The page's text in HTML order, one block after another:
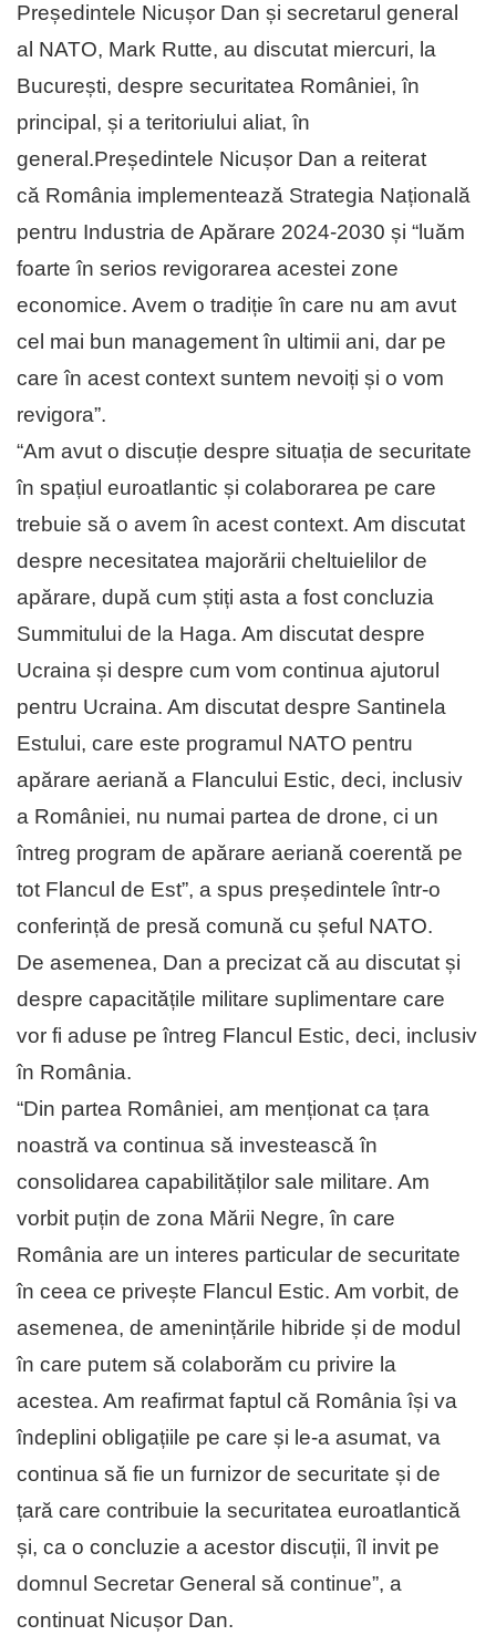
Președintele Nicușor Dan și secretarul general
al NATO, Mark Rutte, au discutat miercuri, la
București, despre securitatea României, în
principal, și a teritoriului aliat, în
general.Președintele Nicușor Dan a reiterat
că România implementează Strategia Națională
pentru Industria de Apărare 2024-2030 și “luăm
foarte în serios revigorarea acestei zone
economice. Avem o tradiție în care nu am avut
cel mai bun management în ultimii ani, dar pe
care în acest context suntem nevoiți și o vom
revigora”.
“Am avut o discuție despre situația de securitate
în spațiul euroatlantic și colaborarea pe care
trebuie să o avem în acest context. Am discutat
despre necesitatea majorării cheltuielilor de
apărare, după cum știți asta a fost concluzia
Summitului de la Haga. Am discutat despre
Ucraina și despre cum vom continua ajutorul
pentru Ucraina. Am discutat despre Santinela
Estului, care este programul NATO pentru
apărare aeriană a Flancului Estic, deci, inclusiv
a României, nu numai partea de drone, ci un
întreg program de apărare aeriană coerentă pe
tot Flancul de Est”, a spus președintele într-o
conferință de presă comună cu șeful NATO.
De asemenea, Dan a precizat că au discutat și
despre capacitățile militare suplimentare care
vor fi aduse pe întreg Flancul Estic, deci, inclusiv
în România.
“Din partea României, am menționat ca țara
noastră va continua să investească în
consolidarea capabilităților sale militare. Am
vorbit puțin de zona Mării Negre, în care
România are un interes particular de securitate
în ceea ce privește Flancul Estic. Am vorbit, de
asemenea, de amenințările hibride și de modul
în care putem să colaborăm cu privire la
acestea. Am reafirmat faptul că România își va
îndeplini obligațiile pe care și le-a asumat, va
continua să fie un furnizor de securitate și de
țară care contribuie la securitatea euroatlantică
și, ca o concluzie a acestor discuții, îl invit pe
domnul Secretar General să continue”, a
continuat Nicușor Dan.